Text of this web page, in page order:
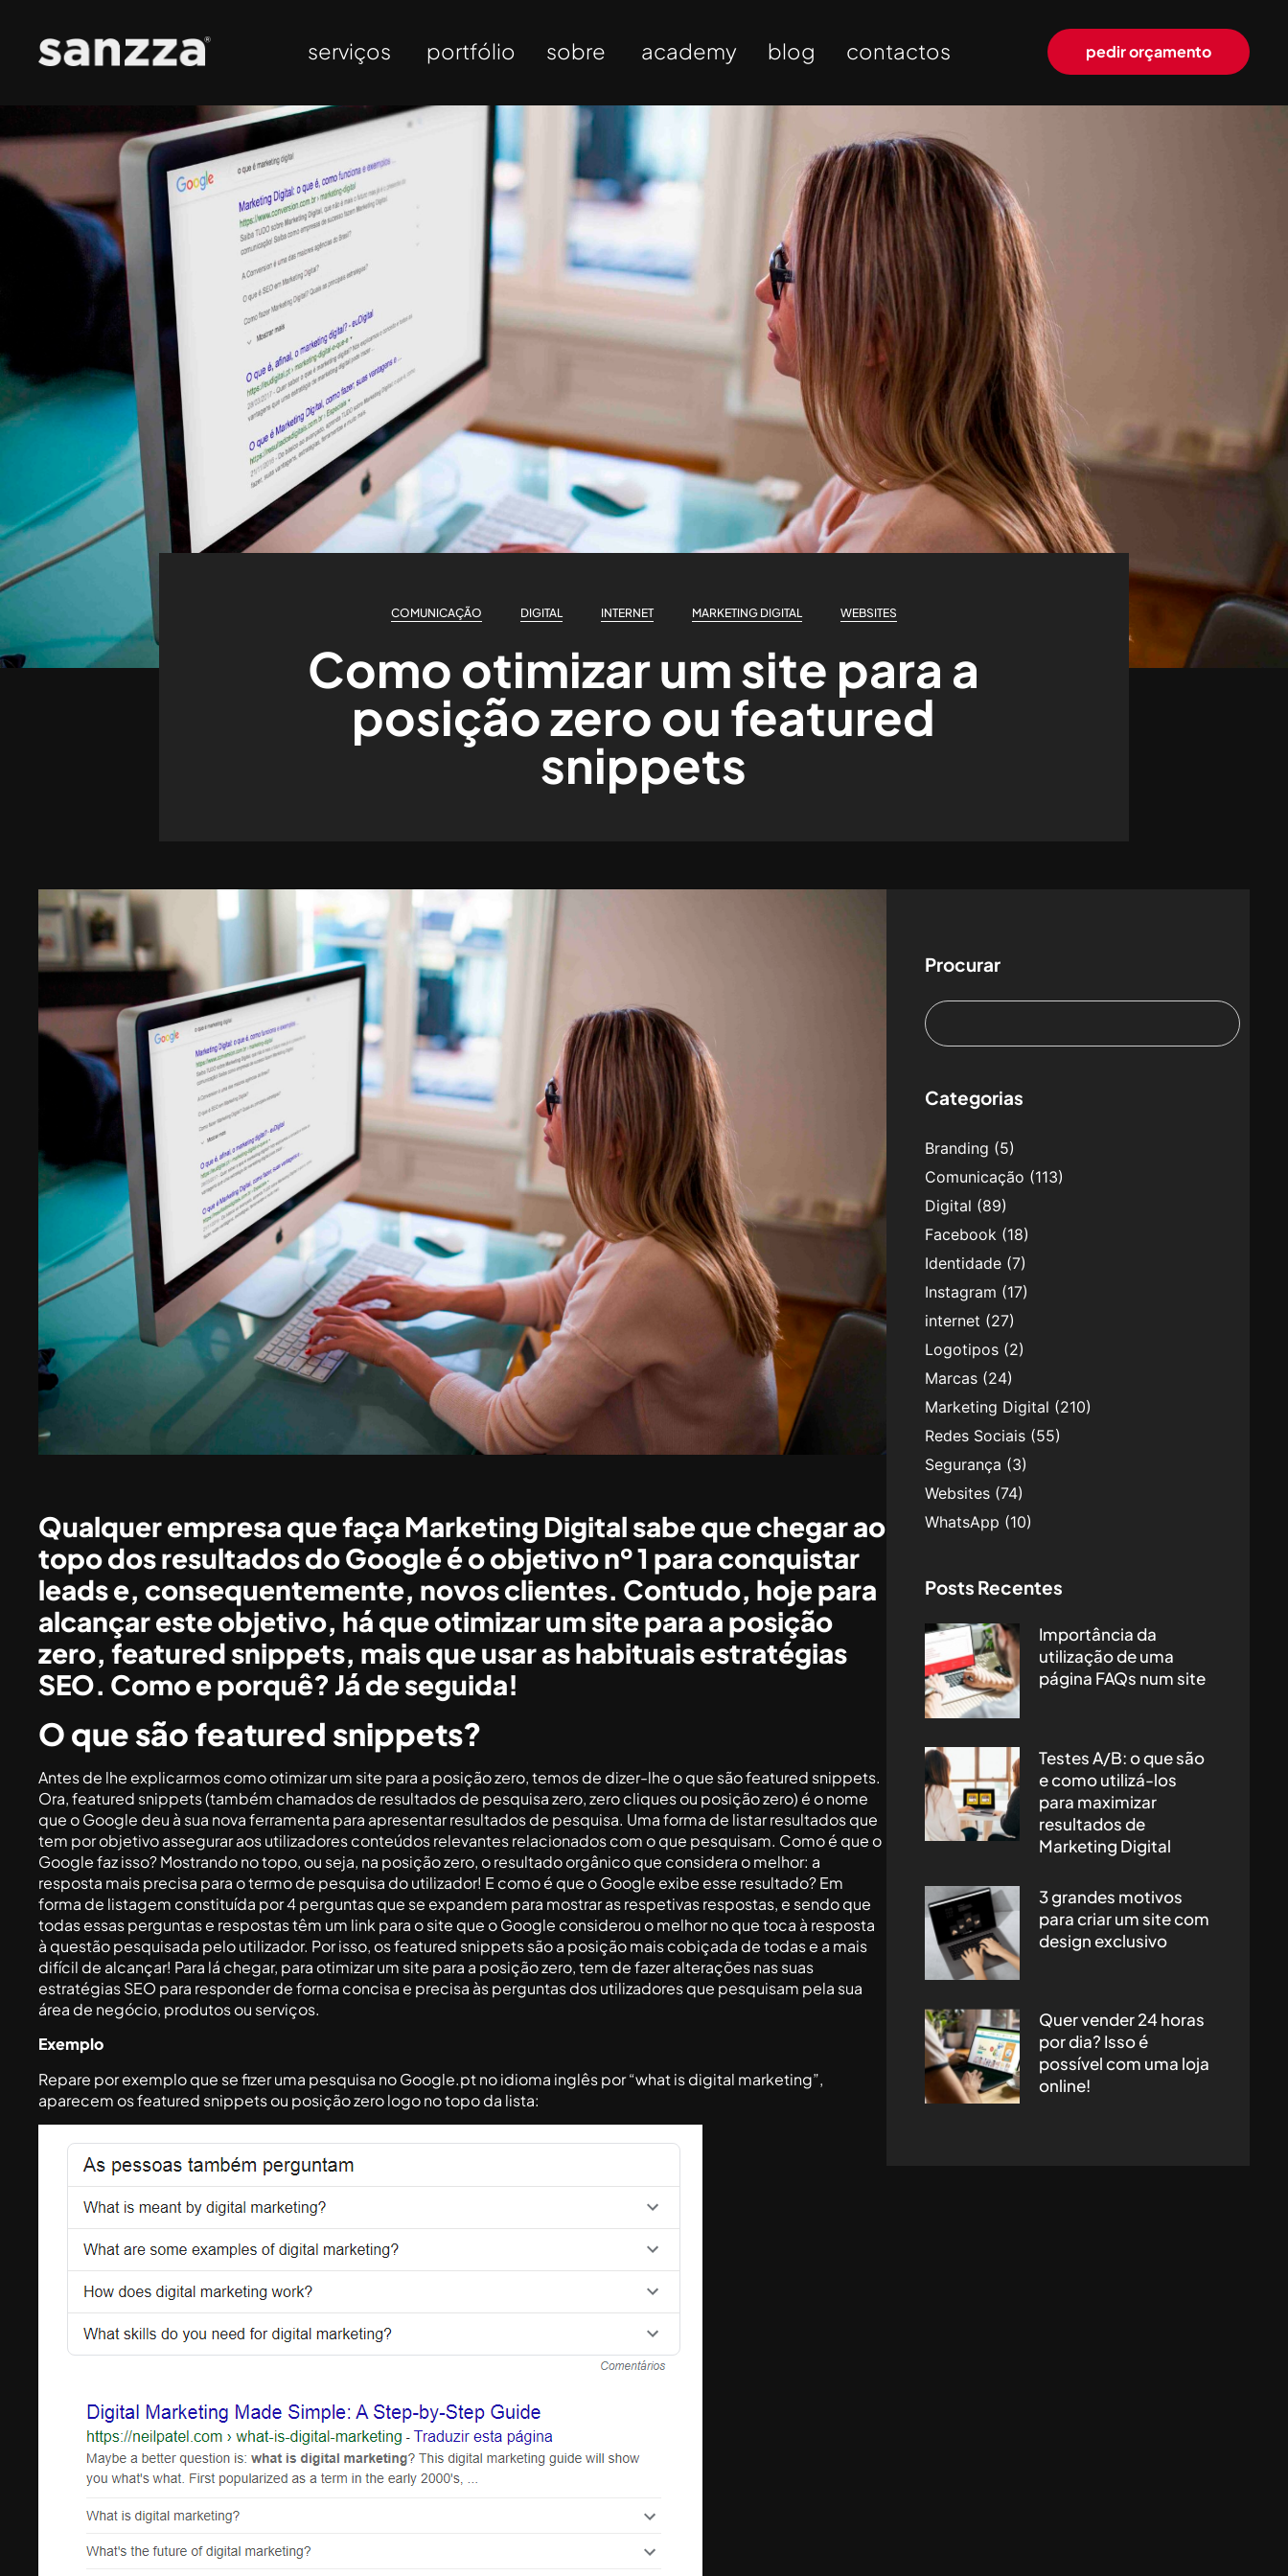
serviços portfólio sobre academy blog contactos pedir orçamento
COMUNICAÇÃO DIGITAL INTERNET MARKETING DIGITAL WEBSITES
Como otimizar um site para a
posição zero ou featured
snippets
Qualquer empresa que faça Marketing Digital sabe que chegar ao
topo dos resultados do Google é o objetivo nº 1 para conquistar
leads e, consequentemente, novos clientes. Contudo, hoje para
alcançar este objetivo, há que otimizar um site para a posição
zero, featured snippets, mais que usar as habituais estratégias
SEO. Como e porquê? Já de seguida!
O que são featured snippets?
Antes de lhe explicarmos como otimizar um site para a posição zero, temos de dizer-lhe o que são featured snippets.
Ora, featured snippets (também chamados de resultados de pesquisa zero, zero cliques ou posição zero) é o nome
que o Google deu à sua nova ferramenta para apresentar resultados de pesquisa. Uma forma de listar resultados que
tem por objetivo assegurar aos utilizadores conteúdos relevantes relacionados com o que pesquisam. Como é que o
Google faz isso? Mostrando no topo, ou seja, na posição zero, o resultado orgânico que considera o melhor: a
resposta mais precisa para o termo de pesquisa do utilizador! E como é que o Google exibe esse resultado? Em
forma de listagem constituída por 4 perguntas que se expandem para mostrar as respetivas respostas, e sendo que
todas essas perguntas e respostas têm um link para o site que o Google considerou o melhor no que toca à resposta
à questão pesquisada pelo utilizador. Por isso, os featured snippets são a posição mais cobiçada de todas e a mais
difícil de alcançar! Para lá chegar, para otimizar um site para a posição zero, tem de fazer alterações nas suas
estratégias SEO para responder de forma concisa e precisa às perguntas dos utilizadores que pesquisam pela sua
área de negócio, produtos ou serviços.
Exemplo
Repare por exemplo que se fizer uma pesquisa no Google.pt no idioma inglês por “what is digital marketing”,
aparecem os featured snippets ou posição zero logo no topo da lista:
Procurar
Categorias
Branding (5)
Comunicação (113)
Digital (89)
Facebook(18)
Identidade(7)
Instagram (17)
internet (27)
Logotipos(2)
Marcas(24)
Marketing Digital (210)
Redes Sociais(55)
Segurança (3)
Websites(74)
WhatsApp (10)
Posts Recentes
Importância da
utilização de uma
página FAQs num site
Testes A/B: o que são
e como utilizá-los
para maximizar
resultados de
Marketing Digital
3 grandes motivos
para criar um site com
design exclusivo
Quer vender 24 horas
por dia? Isso é
possível com uma loja
online!